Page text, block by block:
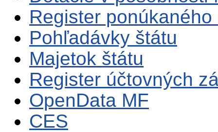
Register
Pohľadávky štátu
Majetok štátu
Register účtovných
OpenData MF
CES